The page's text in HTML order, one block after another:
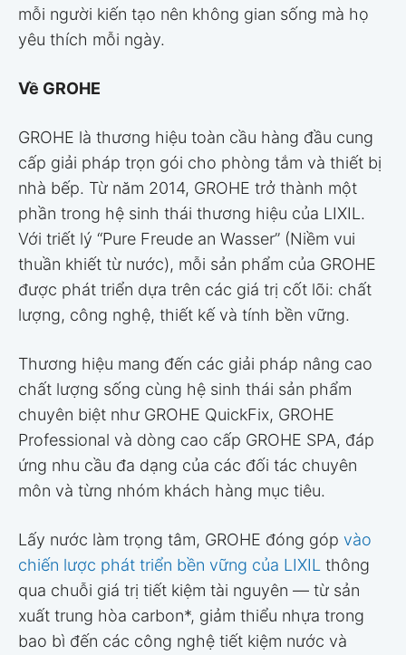
mỗi người kiến tạo nên không gian sống mà họ
yêu thích mỗi ngày.
Về GROHE
GROHE là thương hiệu toàn cầu hàng đầu cung
cấp giải pháp trọn gói cho phòng tắm và thiết bị
nhà bếp. Từ năm 2014, GROHE trở thành một
phần trong hệ sinh thái thương hiệu của LIXIL.
Với triết lý “Pure Freude an Wasser” (Niềm vui
thuần khiết từ nước), mỗi sản phẩm của GROHE
được phát triển dựa trên các giá trị cốt lõi: chất
lượng, công nghệ, thiết kế và tính bền vững.
Thương hiệu mang đến các giải pháp nâng cao
chất lượng sống cùng hệ sinh thái sản phẩm
chuyên biệt như GROHE QuickFix, GROHE
Professional và dòng cao cấp GROHE SPA, đáp
ứng nhu cầu đa dạng của các đối tác chuyên
môn và từng nhóm khách hàng mục tiêu.
Lấy nước làm trọng tâm, GROHE đóng góp vào
chiến lược phát triển bền vững của LIXIL thông
qua chuỗi giá trị tiết kiệm tài nguyên — từ sản
xuất trung hòa carbon*, giảm thiểu nhựa trong
bao bì đến các công nghệ tiết kiệm nước và